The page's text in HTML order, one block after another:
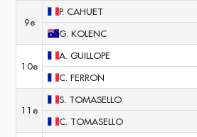
9e
P. CAHUET
G. KOLENC
10e
A. GUILLOPE
C. FERRON
11e
S. TOMASELLO
C. TOMASELLO